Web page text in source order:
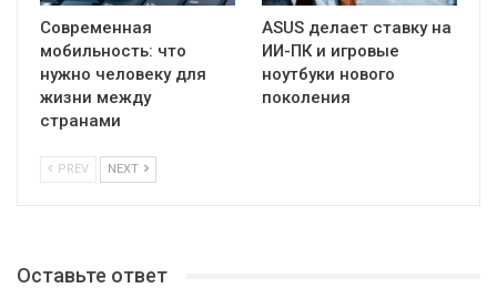
Современная
мобильность: что
нужно человеку для
жизни между
странами
ASUS делает ставку на
ИИ-ПК и игровые
ноутбуки нового
поколения
PREV NEXT
Оставьте ответ